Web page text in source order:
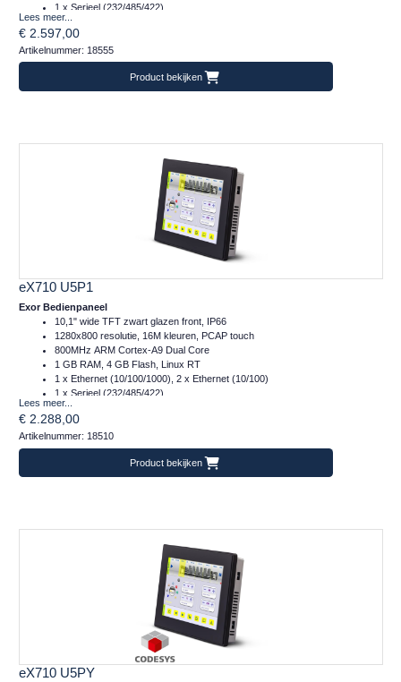
1 x Serieel (232/485/422)
2 x Plug-in, 2 x USB, 1 x SD
Temperatuur inzetbereik: -20..+60°C
CE, ontworpen volgens DIN EN1672-2, EHEDG en FDA 21 CFR 177.2006
Frontafmeting: 217x177 (mm)
Lees meer...
€ 2.597,00
Artikelnummer: 18555
Product bekijken
eX710 U5P1
Exor Bedienpaneel
10,1" wide TFT zwart glazen front, IP66
1280x800 resolutie, 16M kleuren, PCAP touch
800MHz ARM Cortex-A9 Dual Core
1 GB RAM, 4 GB Flash, Linux RT
1 x Ethernet (10/100/1000), 2 x Ethernet (10/100)
1 x Serieel (232/485/422)
2 x Plug-in, 2 x USB, 1 x SD
Temperatuur inzetbereik: -20..+60°C
CE, DNVGL, EUROMR, cULus, Class I Div 2, ATEX en IECex
Frontafmeting: 282x197 (mm)
Lees meer...
€ 2.288,00
Artikelnummer: 18510
Product bekijken
eX710 U5PY